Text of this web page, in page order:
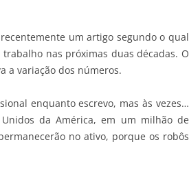
um artigo segundo o qual
nas próximas duas décadas. O
a variação dos números.
enquanto escrevo, mas às vezes…
da América, em um milhão de
no ativo, porque os robôs